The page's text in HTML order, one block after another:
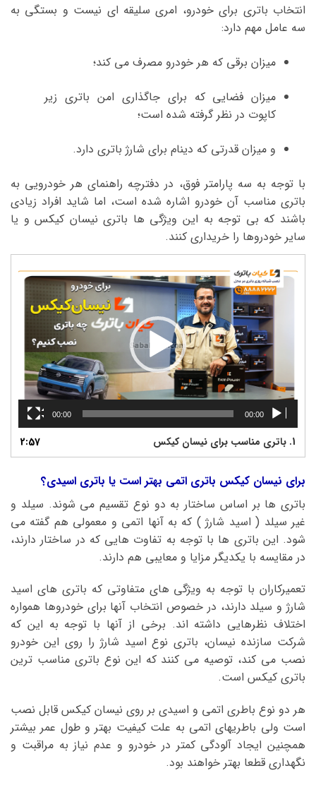
انتخاب باتری برای خودرو، امری سلیقه ای نیست و بستگی به
سه عامل مهم دارد:
میزان برقی که هر خودرو مصرف می کند؛
میزان فضایی که برای جاگذاری امن باتری زیر
کاپوت در نظر گرفته شده است؛
و میزان قدرتی که دینام برای شارژ باتری دارد.
با توجه به سه پارامتر فوق، در دفترچه راهنمای هر خودرویی به
باتری مناسب آن خودرو اشاره شده است، اما شاید افراد زیادی
باشند که بی توجه به این ویژگی ها باتری نیسان کیکس و یا
سایر خودروها را خریداری کنند.
نمایشگر
ویدیو
00:00
00:00
1. باتری مناسب برای نیسان کیکس 2:57
برای نیسان کیکس باتری اتمی بهتر است یا باتری اسیدی؟
باتری ها بر اساس ساختار به دو نوع تقسیم می شوند. سیلد و
غیر سیلد ( اسید شارژ ) که به آنها اتمی و معمولی هم گفته می
شود. این باتری ها با توجه به تفاوت هایی که در ساختار دارند،
در مقایسه با یکدیگر مزایا و معایبی هم دارند.
تعمیرکاران با توجه به ویژگی های متفاوتی که باتری های اسید
شارژ و سیلد دارند، در خصوص انتخاب آنها برای خودروها همواره
اختلاف نظرهایی داشته اند. برخی از آنها با توجه به این که
شرکت سازنده نیسان، باتری نوع اسید شارژ را روی این خودرو
نصب می کند، توصیه می کنند که این نوع باتری مناسب ترین
باتری کیکس است.
هر دو نوع باطری اتمی و اسیدی بر روی نیسان کیکس قابل نصب
است ولی باطریهای اتمی به علت کیفیت بهتر و طول عمر بیشتر
همچنین ایجاد آلودگی کمتر در خودرو و عدم نیاز به مراقبت و
نگهداری قطعا بهتر خواهند بود.